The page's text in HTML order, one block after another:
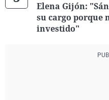
Elena Gijón:
su cargo porque
investido"